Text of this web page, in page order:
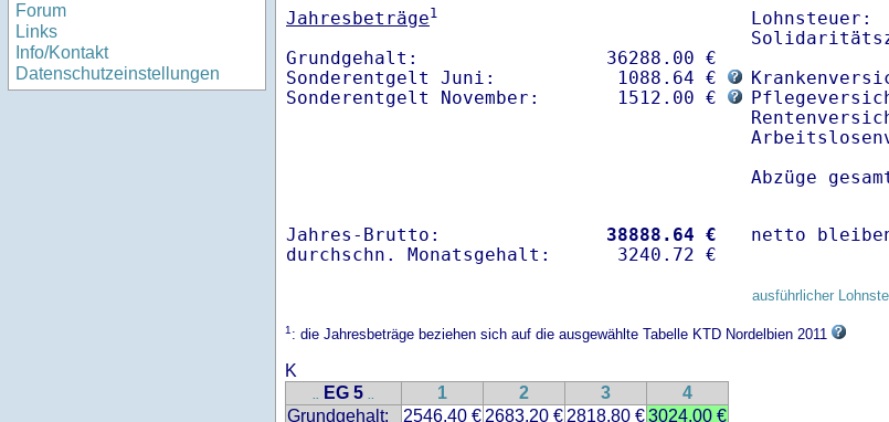
Forum
Links
Info/Kontakt
Datenschutzeinstellungen
Jahresbeträge1
Grundgehalt:                 36288.00 €
Sonderentgelt Juni:           1088.64 €
Sonderentgelt November:       1512.00 €
Abzüge
Jahres-Brutto: 38888.64 €
netto
ausführlicher
1: die Jahresbeträge beziehen sich auf die ausgewählte Tabelle KTD Nordelbien 2011
K
.. EG 5 .. 1 2 3
4
Grundgehalt:
2546.40 € 2683.20 € 2818.80 €3024.00 €